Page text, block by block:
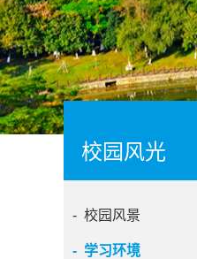
校园风光
- 校园风景
- 学习环境